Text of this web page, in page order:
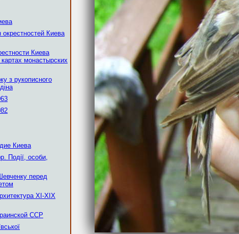
Киева
Киева
монастырских
з рукописного
Киева
Події, особи,
перед
XI-XIX
ССР